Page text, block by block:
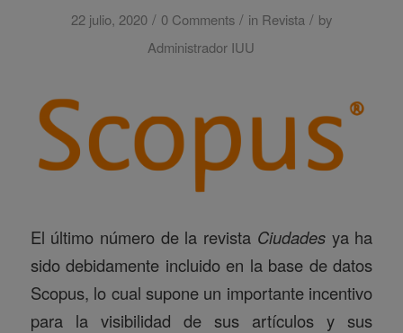
22 julio, 2020 / 0 Comments / in Revista / by
Administrador IUU
El último número de la revista Ciudades ya ha
sido debidamente incluido en la base de datos
Scopus, lo cual supone un importante incentivo
para la visibilidad de sus artículos y sus